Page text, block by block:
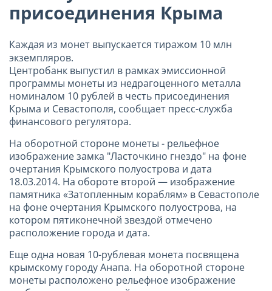
присоединения Крыма
Каждая из монет выпускается тиражом 10 млн
экземпляров.
Центробанк выпустил в рамках эмиссионной
программы монеты из недрагоценного металла
номиналом 10 рублей в честь присоединения
Крыма и Севастополя, сообщает пресс-служба
финансового регулятора.
На оборотной стороне монеты - рельефное
изображение замка "Ласточкино гнездо" на фоне
очертания Крымского полуострова и дата
18.03.2014. На обороте второй — изображение
памятника «Затопленным кораблям» в Севастополе
на фоне очертания Крымского полуострова, на
котором пятиконечной звездой отмечено
расположение города и дата.
Еще одна новая 10-рублевая монета посвящена
крымскому городу Анапа. На оборотной стороне
монеты расположено рельефное изображение